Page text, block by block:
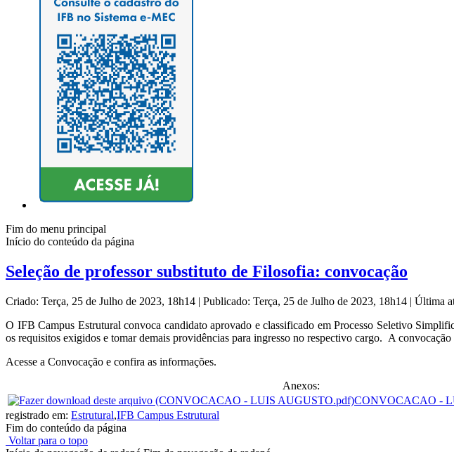
Fim do menu principal
Início do conteúdo da página
Seleção de professor substituto de Filosofia: convocação
Criado: Terça, 25 de Julho de 2023, 18h14 | Publicado: Terça, 25 de Julho de 2023, 18h14 | Última
O IFB Campus Estrutural convoca candidato aprovado e classificado em Processo Seletivo
os requisitos exigidos e tomar demais providências para ingresso no respectivo cargo. A
Acesse a Convocação e confira as informações.
Anexos:
CONVOCACAO -
registrado em: Estrutural,IFB Campus Estrutural
Fim do conteúdo da página
Voltar para o topo